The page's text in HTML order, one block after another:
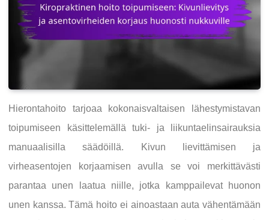
Hierontahoito tarjoaa kokonaisvaltaisen lähestymistavan
toipumiseen käsittelemällä tuki- ja liikuntaelinsairauksia
manuaalisilla säädöillä. Kivun lievittämisen ja
virheasentojen korjaamisen avulla se voi merkittävästi
parantaa unen laatua niille, jotka kamppailevat huonon
unen kanssa. Tämä hoito ei ainoastaan auta vähentämään